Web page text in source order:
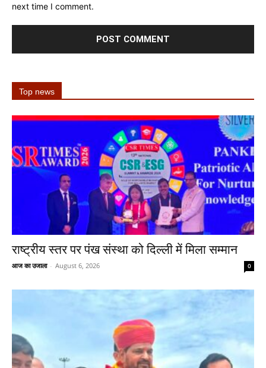
next time I comment.
Top news
राष्ट्रीय स्तर पर पंख संस्था को दिल्ली में मिला सम्मान
आज का उजाला - August 6, 2026 0